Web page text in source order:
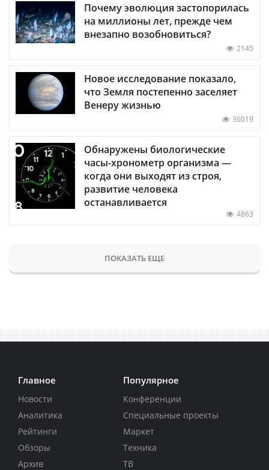
Почему эволюция застопорилась
на миллионы лет, прежде чем
внезапно возобновиться?
2145
Новое исследование показало,
что Земля постепенно заселяет
Венеру жизнью
36019
Обнаружены биологические
часы-хронометр организма —
когда они выходят из строя,
развитие человека
останавливается
4863
ПОКАЗАТЬ ЕЩЕ
Главное
Новости
Аналитика
Рейтинги
Обзоры
Архив
Популярное
Конференции
Специальные проекты
Маркет
Техника
ТВ